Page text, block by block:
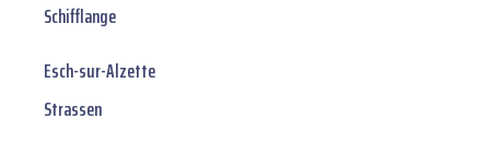
Schifflange
Esch-sur-Alzette
Strassen